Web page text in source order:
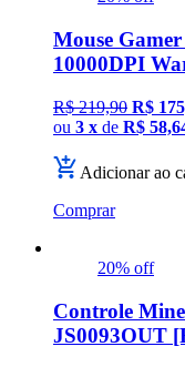
Mouse
10000DPI
R$ 219,90 R$
ou 3 x de R$
Adicionar ao
Comprar
20% off
Controle
JS0093OUT